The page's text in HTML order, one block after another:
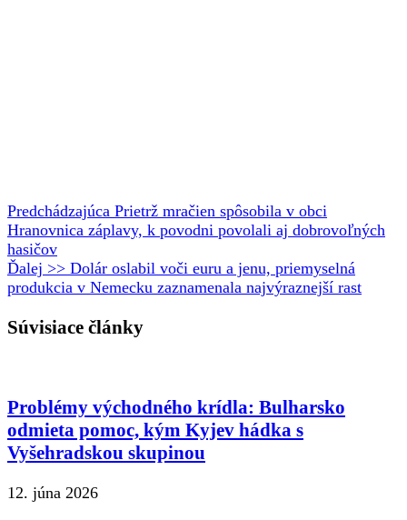
Predchádzajúca Prietrž mračien spôsobila v obci
Hranovnica záplavy, k povodni povolali aj dobrovoľných
hasičov
Ďalej >> Dolár oslabil voči euru a jenu, priemyselná
produkcia v Nemecku zaznamenala najvýraznejší rast
Súvisiace články
Problémy východného krídla: Bulharsko
odmieta pomoc, kým Kyjev hádka s
Vyšehradskou skupinou
12. júna 2026